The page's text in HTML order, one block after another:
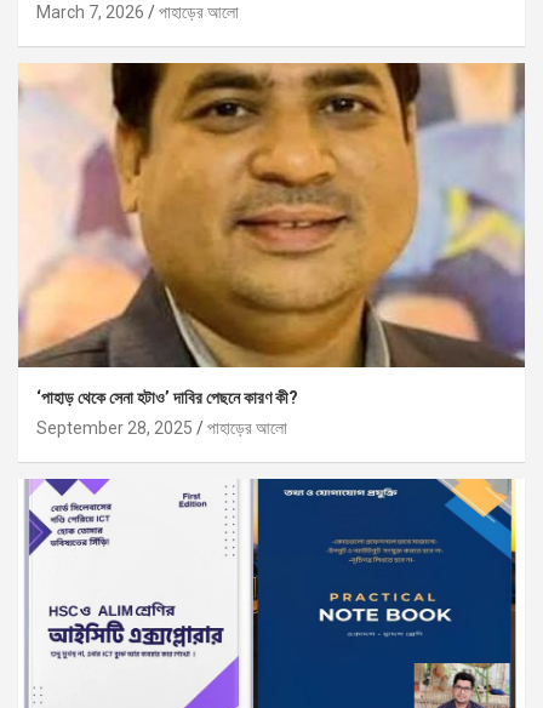
March 7, 2026
পাহাড়ের আলো
‘পাহাড় থেকে সেনা হটাও’ দাবির পেছনে কারণ কী?
September 28, 2025
পাহাড়ের আলো